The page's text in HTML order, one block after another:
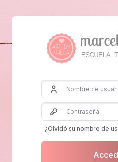
Nombre de usuario
Contraseña
¿Olvidó su nombre de